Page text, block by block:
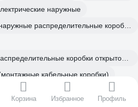
Корзина Избранное Профиль
наружные
кабельные коробки)
коробки)
Распаечные